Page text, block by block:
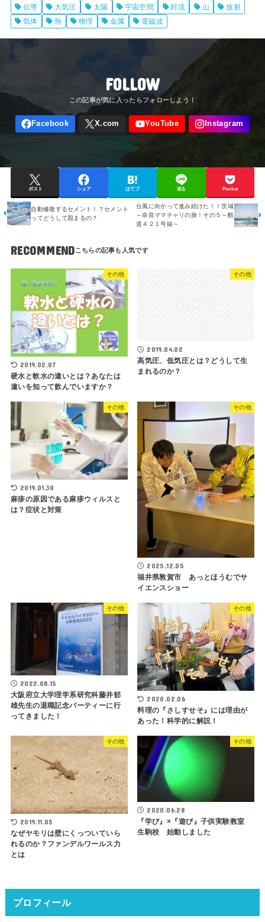
伝導 大気圧 太陽 宇宙空間 対流 山
放射
気体
熱 物理 金属 電磁波
FOLLOW
ポスト シェア はてブ 送る Pocket
自動修復するセメント！？セメント
ってどうして固まるの？
台風に向かって進み続けた！！茨城
～奈良ママチャリの旅！その５～酷
道４２１号線～
RECOMMEND
その他
2019.02.07
硬水と軟水の違いとは？あなたは
違いを知って飲んでいますか？
その他
2019.04.02
高気圧、低気圧とは？どうして生
まれるのか？
その他
2019.01.30
麻疹の原因である麻疹ウィルスと
は？症状と対策
その他
2025.12.05
福井県敦賀市 あっとほうむでサ
イエンスショー
その他
2022.08.15
大阪府立大学理学系研究科藤井郁
雄先生の退職記念パーティーに行
ってきました！
その他
2020.02.06
料理の『さしすせそ』には理由が
あった！科学的に解説！
その他
2019.11.05
なぜヤモリは壁にくっついていら
れるのか？ファンデルワールス力
とは
その他
2020.06.28
『学び』×『遊び』子供実験教室
生駒校 始動しました
プロフィール